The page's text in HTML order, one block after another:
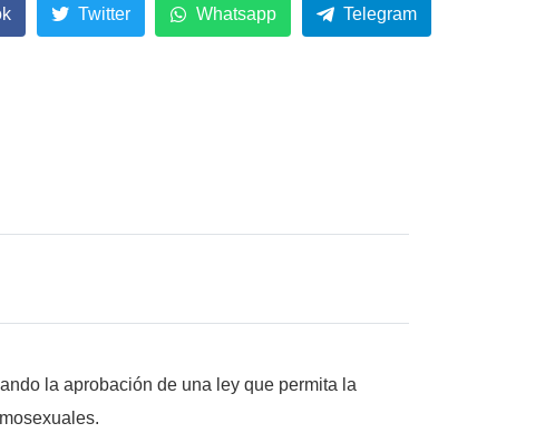
la aprobación de una ley que permita la
Twitter Whatsapp Telegram